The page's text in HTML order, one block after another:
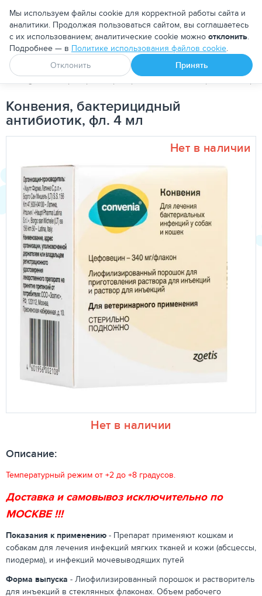
Москва
Апоквел Ветмедин От блох и клещей
PetDog Ветеринарные препараты Антибактериальные
Конвения, бактерицидный
антибиотик, фл. 4 мл
Нет в наличии
Нет в наличии
Описание:
Температурный режим от +2 до +8 градусов.
Доставка и самовывоз исключительно по
МОСКВЕ !!!
Показания к применению - Препарат применяют кошкам и
собакам для лечения инфекций мягких тканей и кожи (абсцессы,
пиодерма), и инфекций мочевыводящих путей
Форма выпуска - Лиофилизированный порошок и растворитель
для инъекций в стеклянных флаконах. Объем рабочего
Мы используем файлы cookie для корректной работы сайта и
аналитики. Продолжая пользоваться сайтом, вы соглашаетесь
с их использованием; аналитические cookie можно отклонить.
Подробнее — в Политике использования файлов cookie.
Отклонить
Принять